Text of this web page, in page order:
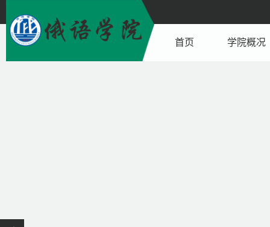
首页 学院概况